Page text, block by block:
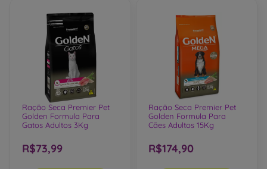
Ração Seca Premier Pet
Golden Formula Para
Gatos Adultos 3Kg
R$73,99
Ração Seca Premier Pet
Golden Formula Para
Cães Adultos 15Kg
R$174,90